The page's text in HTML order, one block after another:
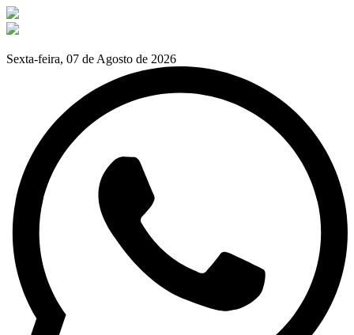
Sexta-feira, 07 de Agosto de 2026